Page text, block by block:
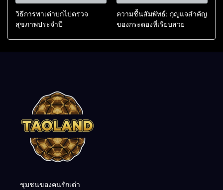
วิธีการพาเต่าบกไปตรวจ
สุขภาพประจำปี
ความชื้นสัมพัทธ์: กุญแจสำคัญ
ของกระดองที่เรียบสวย
ชุมชนของคนรักเต่า